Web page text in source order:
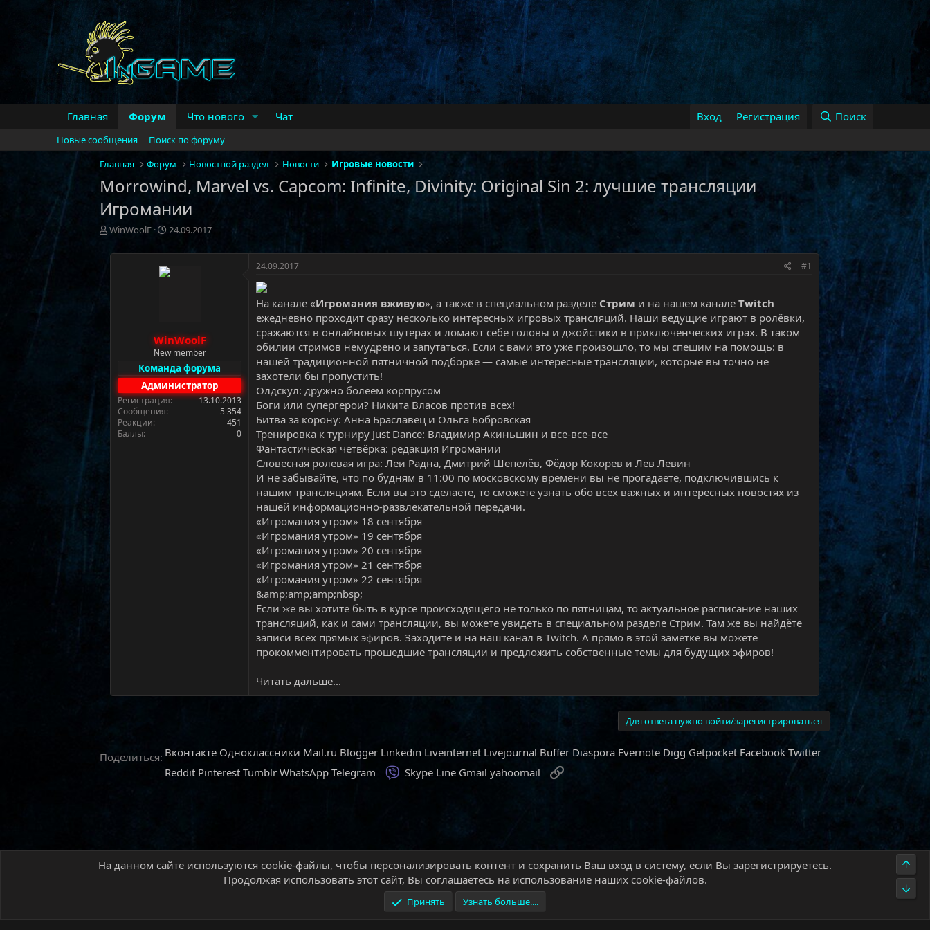
Главная Форум Что нового Чат Вход Регистрация Поиск
Новые сообщения
Поиск по форуму
Главная
Форум Новостной раздел Новости Игровые новости
Morrowind, Marvel vs. Capcom: Infinite, Divinity: Original Sin 2: лучшие трансляции
Игромании
А
т
WinWoolF
Д
т
а
н
а
24.09.2017
WinWoolF
New member
Команда форума
Администратор
Регистрация
13.10.2013
Сообщения
5 354
Реакции
451
Баллы
0
24.09.2017 #1
На канале «Игромания вживую», а также в специальном разделе Стрим и на нашем каналеTwitch
ежедневно проходит сразу несколько интересных игровых трансляций. Наши ведущие играют в ролёвки,
сражаются в онлайновых шутерах и ломают себе головы и джойстики в приключенческих играх. В таком
обилии стримов немудрено и запутаться. Если с вами это уже произошло, то мы спешим на помощь: в
нашей традиционной пятничной подборке — самые интересные трансляции, которые вы точно не
захотели бы пропустить!
Олдскул: дружно болеем корпрусом
Боги или супергерои? Никита Власов против всех!
Битва за корону: Анна Браславец и Ольга Бобровская
Тренировка к турниру Just Dance: Владимир Акиньшин и все-все-все
Фантастическая четвёрка: редакция Игромании
Словесная ролевая игра: Леи Радна, Дмитрий Шепелёв, Фёдор Кокорев и Лев Левин
И не забывайте, что по будням в 11:00 по московскому времени вы не прогадаете, подключившись к
нашим трансляциям. Если вы это сделаете, то сможете узнать обо всех важных и интересных новостях из
нашей информационно-развлекательной передачи.
«Игромания утром» 18 сентября
«Игромания утром» 19 сентября
«Игромания утром» 20 сентября
«Игромания утром» 21 сентября
«Игромания утром» 22 сентября
&amp;amp;amp;nbsp;
Если же вы хотите быть в курсе происходящего не только по пятницам, то актуальное расписание наших
трансляций, как и сами трансляции, вы можете увидеть в специальном разделе Стрим. Там же вы найдёте
записи всех прямых эфиров. Заходите и на наш канал в Twitch. А прямо в этой заметке вы можете
прокомментировать прошедшие трансляции и предложить собственные темы для будущих эфиров!​
Читать дальше...
Для ответа нужно войти/зарегистрироваться
Поделиться: Вконтакте Одноклассники Mail.ru Blogger Linkedin Liveinternet Livejournal Buffer Diaspora Evernote Digg Getpocket Facebook Twitter
Reddit Pinterest Tumblr WhatsApp Telegram Viber
Skype Line Gmail yahoomail
Главная Новостной раздел Новости Игровые новости
Условия и правила
На данном сайте используются cookie-файлы, чтобы персонализировать контент и сохранить Ваш вход в систему, если Вы зарегистрируетесь.
Продолжая использовать этот сайт, Вы соглашаетесь на использование наших cookie-файлов.
Принять Узнать больше....
Верх
Низ